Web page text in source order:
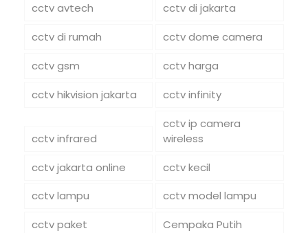
cctv avtech
cctv di jakarta
cctv di rumah
cctv dome camera
cctv gsm
cctv harga
cctv hikvision jakarta
cctv infinity
cctv infrared
cctv ip camera
wireless
cctv jakarta online
cctv kecil
cctv lampu
cctv model lampu
cctv paket
Cempaka Putih